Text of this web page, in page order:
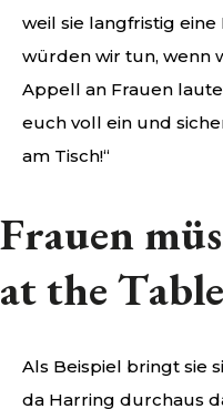
weil sie langfristig eine
würden wir tun, wenn
Appell an Frauen
euch voll ein und
am Tisch!“
Frauen
at the
Als Beispiel bringt sie
da Harring durchaus